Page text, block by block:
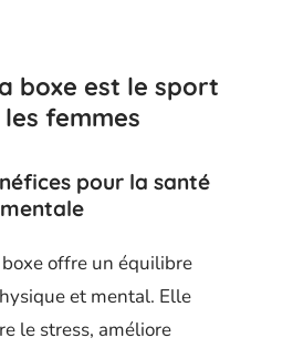
boxe est le sport
femmes
pour la santé
offre un équilibre
et mental. Elle
le stress, améliore